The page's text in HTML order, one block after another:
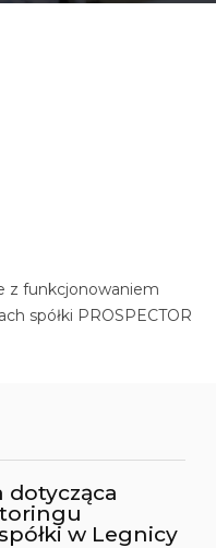
z funkcjonowaniem
spółki PROSPECTOR
w Legnicy